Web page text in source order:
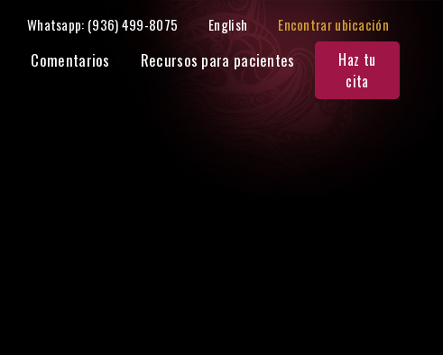
Whatsapp: (936) 499-8075 English Encontrar ubicación
Comentarios Recursos para pacientes
Haz tu
cita